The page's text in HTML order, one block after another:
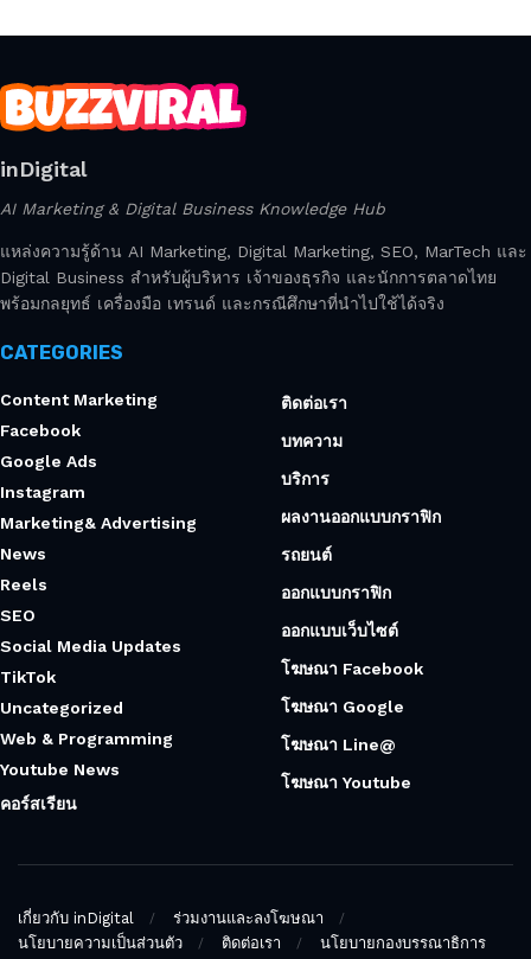
inDigital
AI Marketing & Digital Business Knowledge Hub
แหล่งความรู้ด้าน AI Marketing, Digital Marketing, SEO, MarTech และ
Digital Business สำหรับผู้บริหาร เจ้าของธุรกิจ และนักการตลาดไทย
พร้อมกลยุทธ์ เครื่องมือ เทรนด์ และกรณีศึกษาที่นำไปใช้ได้จริง
CATEGORIES
Content Marketing
Facebook
Google Ads
Instagram
Marketing& Advertising
News
Reels
SEO
Social Media Updates
TikTok
Uncategorized
Web & Programming
Youtube News
คอร์สเรียน
ติดต่อเรา
บทความ
บริการ
ผลงานออกแบบกราฟิก
รถยนต์
ออกแบบกราฟิก
ออกแบบเว็บไซต์
โฆษณา Facebook
โฆษณา Google
โฆษณา Line@
โฆษณา Youtube
เกี่ยวกับ inDigital
ร่วมงานและลงโฆษณา
นโยบายความเป็นส่วนตัว
ติดต่อเรา นโยบายกองบรรณาธิการ